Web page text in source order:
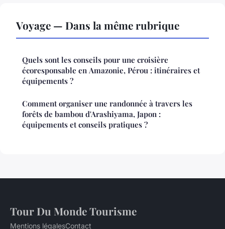
Voyage — Dans la même rubrique
Quels sont les conseils pour une croisière
écoresponsable en Amazonie, Pérou : itinéraires et
équipements ?
Comment organiser une randonnée à travers les
forêts de bambou d'Arashiyama, Japon :
équipements et conseils pratiques ?
Tour Du Monde Tourisme
Mentions légalesContact